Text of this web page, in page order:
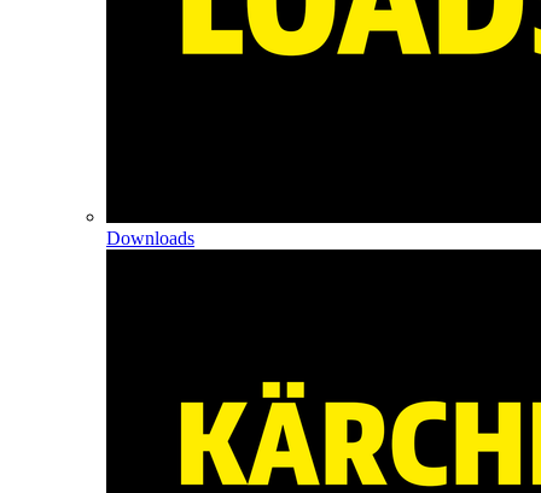
Downloads